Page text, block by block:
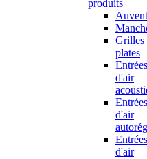
produits
Grilles
plates
Entrées
d'air
Entrées
d'air
Entrées
d'air